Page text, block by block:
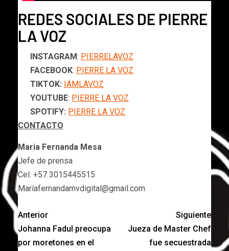
REDES SOCIALES DE PIERRE
LA VOZ
INSTAGRAM: PIERRELAVOZ
FACEBOOK: PIERRE LA VOZ
TIKTOK: IAMLAVOZ
YOUTUBE: PIERRE LA VOZ
SPOTIFY: PIERRE LA VOZ
CONTACTO
Maria Fernanda Mesa
Jefe de prensa
Cel: +57 3015445515
Maríafernandamvdigital@gmail.com
Anterior
Johanna Fadul preocupa
por moretones en el
Siguiente
Jueza de Master Chef
fue secuestrada